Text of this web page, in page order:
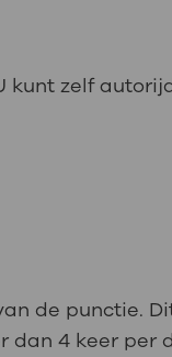
kunt zelf
de punctie.
dan 4 keer